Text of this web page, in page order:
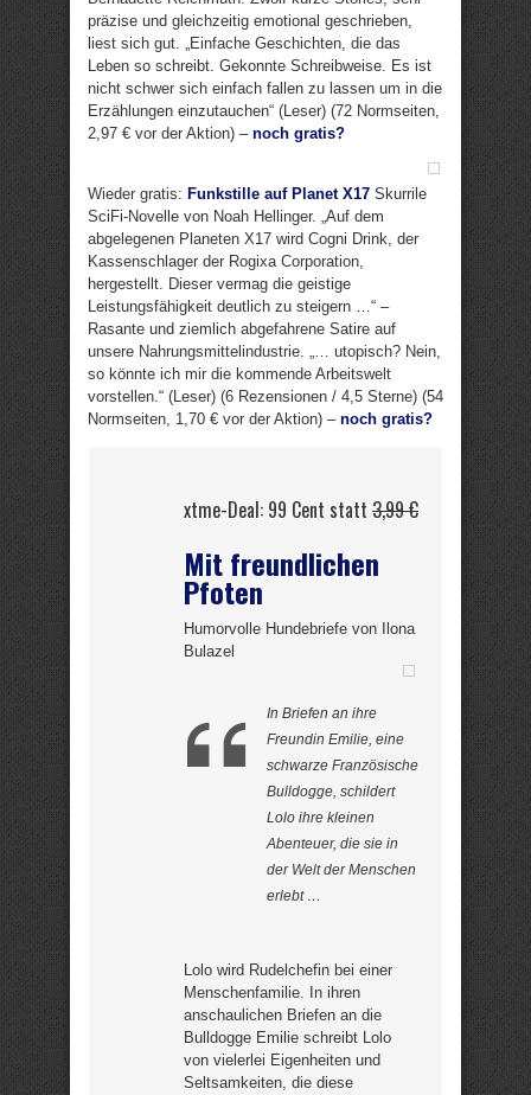
präzise und gleichzeitig emotional geschrieben,
liest sich gut. „Einfache Geschichten, die das
Leben so schreibt. Gekonnte Schreibweise. Es ist
nicht schwer sich einfach fallen zu lassen um in die
Erzählungen einzutauchen“ (Leser) (72 Normseiten,
2,97 € vor der Aktion) – noch gratis?
Wieder gratis: Funkstille auf Planet X17 Skurrile
SciFi-Novelle von Noah Hellinger. „Auf dem
abgelegenen Planeten X17 wird Cogni Drink, der
Kassenschlager der Rogixa Corporation,
hergestellt. Dieser vermag die geistige
Leistungsfähigkeit deutlich zu steigern …“ –
Rasante und ziemlich abgefahrene Satire auf
unsere Nahrungsmittelindustrie. „… utopisch? Nein,
so könnte ich mir die kommende Arbeitswelt
vorstellen.“ (Leser) (6 Rezensionen / 4,5 Sterne) (54
Normseiten, 1,70 € vor der Aktion) – noch gratis?
xtme-Deal: 99 Cent statt 3,99 €
Mit freundlichen
Pfoten
Humorvolle Hundebriefe von Ilona
Bulazel
In Briefen an ihre
Freundin Emilie, eine
schwarze Französische
Bulldogge, schildert
Lolo ihre kleinen
Abenteuer, die sie in
der Welt der Menschen
erlebt …
Lolo wird Rudelchefin bei einer
Menschenfamilie. In ihren
anschaulichen Briefen an die
Bulldogge Emilie schreibt Lolo
von vielerlei Eigenheiten und
Seltsamkeiten, die diese